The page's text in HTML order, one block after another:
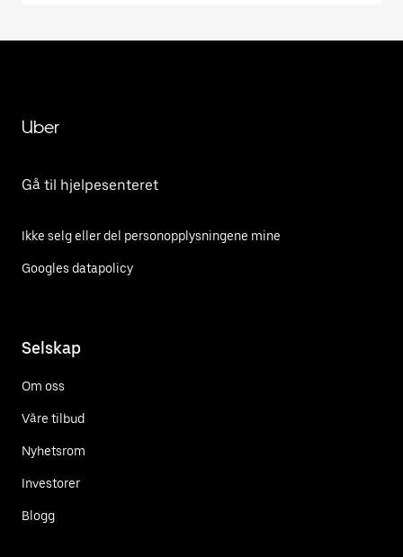
Uber
Gå til hjelpesenteret
Ikke selg eller del personopplysningene mine
Googles datapolicy
Selskap
Om oss
Våre tilbud
Nyhetsrom
Investorer
Blogg